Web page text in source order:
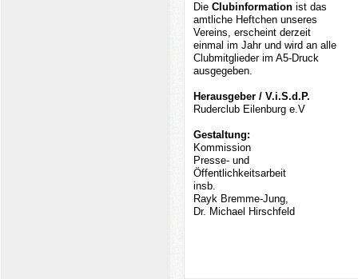
Die Clubinformationist das
amtliche Heftchen unseres
Vereins, erscheint derzeit
einmal im Jahr und wird an alle
Clubmitglieder im A5-Druck
ausgegeben.
Herausgeber / V.i.S.d.P.
Ruderclub Eilenburg e.V
Gestaltung:
Kommission
Presse- und
Öffentlichkeitsarbeit
insb.
Rayk Bremme-Jung,
Dr. Michael Hirschfeld